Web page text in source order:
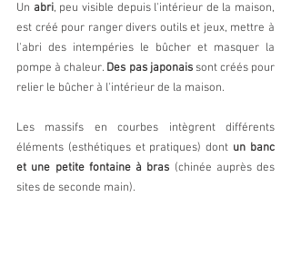
Un abri, peu visible depuis l'intérieur de la maison,
est créé pour ranger divers outils et jeux, mettre à
l'abri des intempéries le bûcher et masquer la
pompe à chaleur. Des pas japonais sont créés pour
relier le bûcher à l'intérieur de la maison.
Les massifs en courbes intègrent différents
éléments (esthétiques et pratiques) dont un banc
et une petite fontaine à bras (chinée auprès des
sites de seconde main).